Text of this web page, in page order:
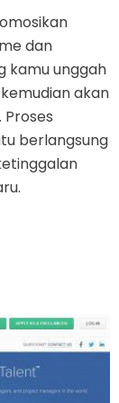
dan
kamu unggah
akan
berlangsung